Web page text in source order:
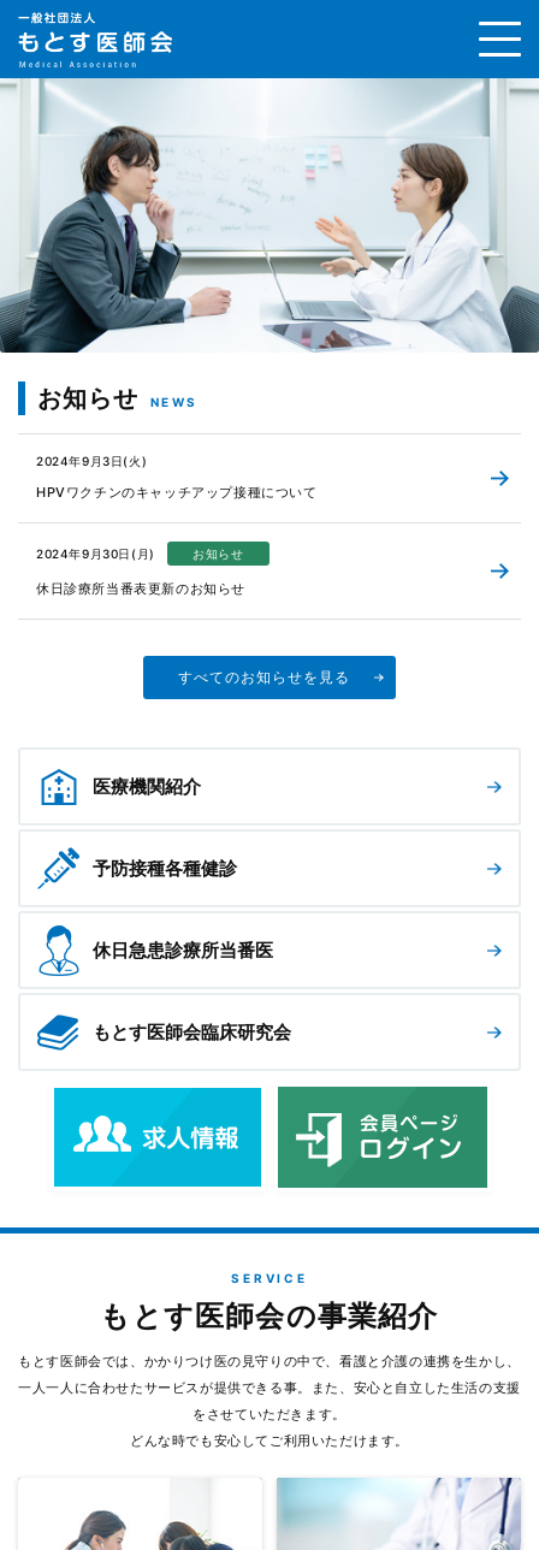
お知らせ
2024年9月3日(火)
HPVワクチンのキャッチアップ接種について
お知らせ
2024年9月30日(月)
休日診療所当番表更新のお知らせ
すべてのお知らせを見る
医療機関紹介
予防接種各種健診
休日急患診療所当番医
もとす医師会臨床研究会
SERVICE
もとす医師会の事業紹介
もとす医師会では、かかりつけ医の見守りの中で、看護と介護の連携を生かし、
一人一人に合わせたサービスが提供できる事。また、安心と自立した生活の支援
をさせていただきます。
どんな時でも安心してご利用いただけます。